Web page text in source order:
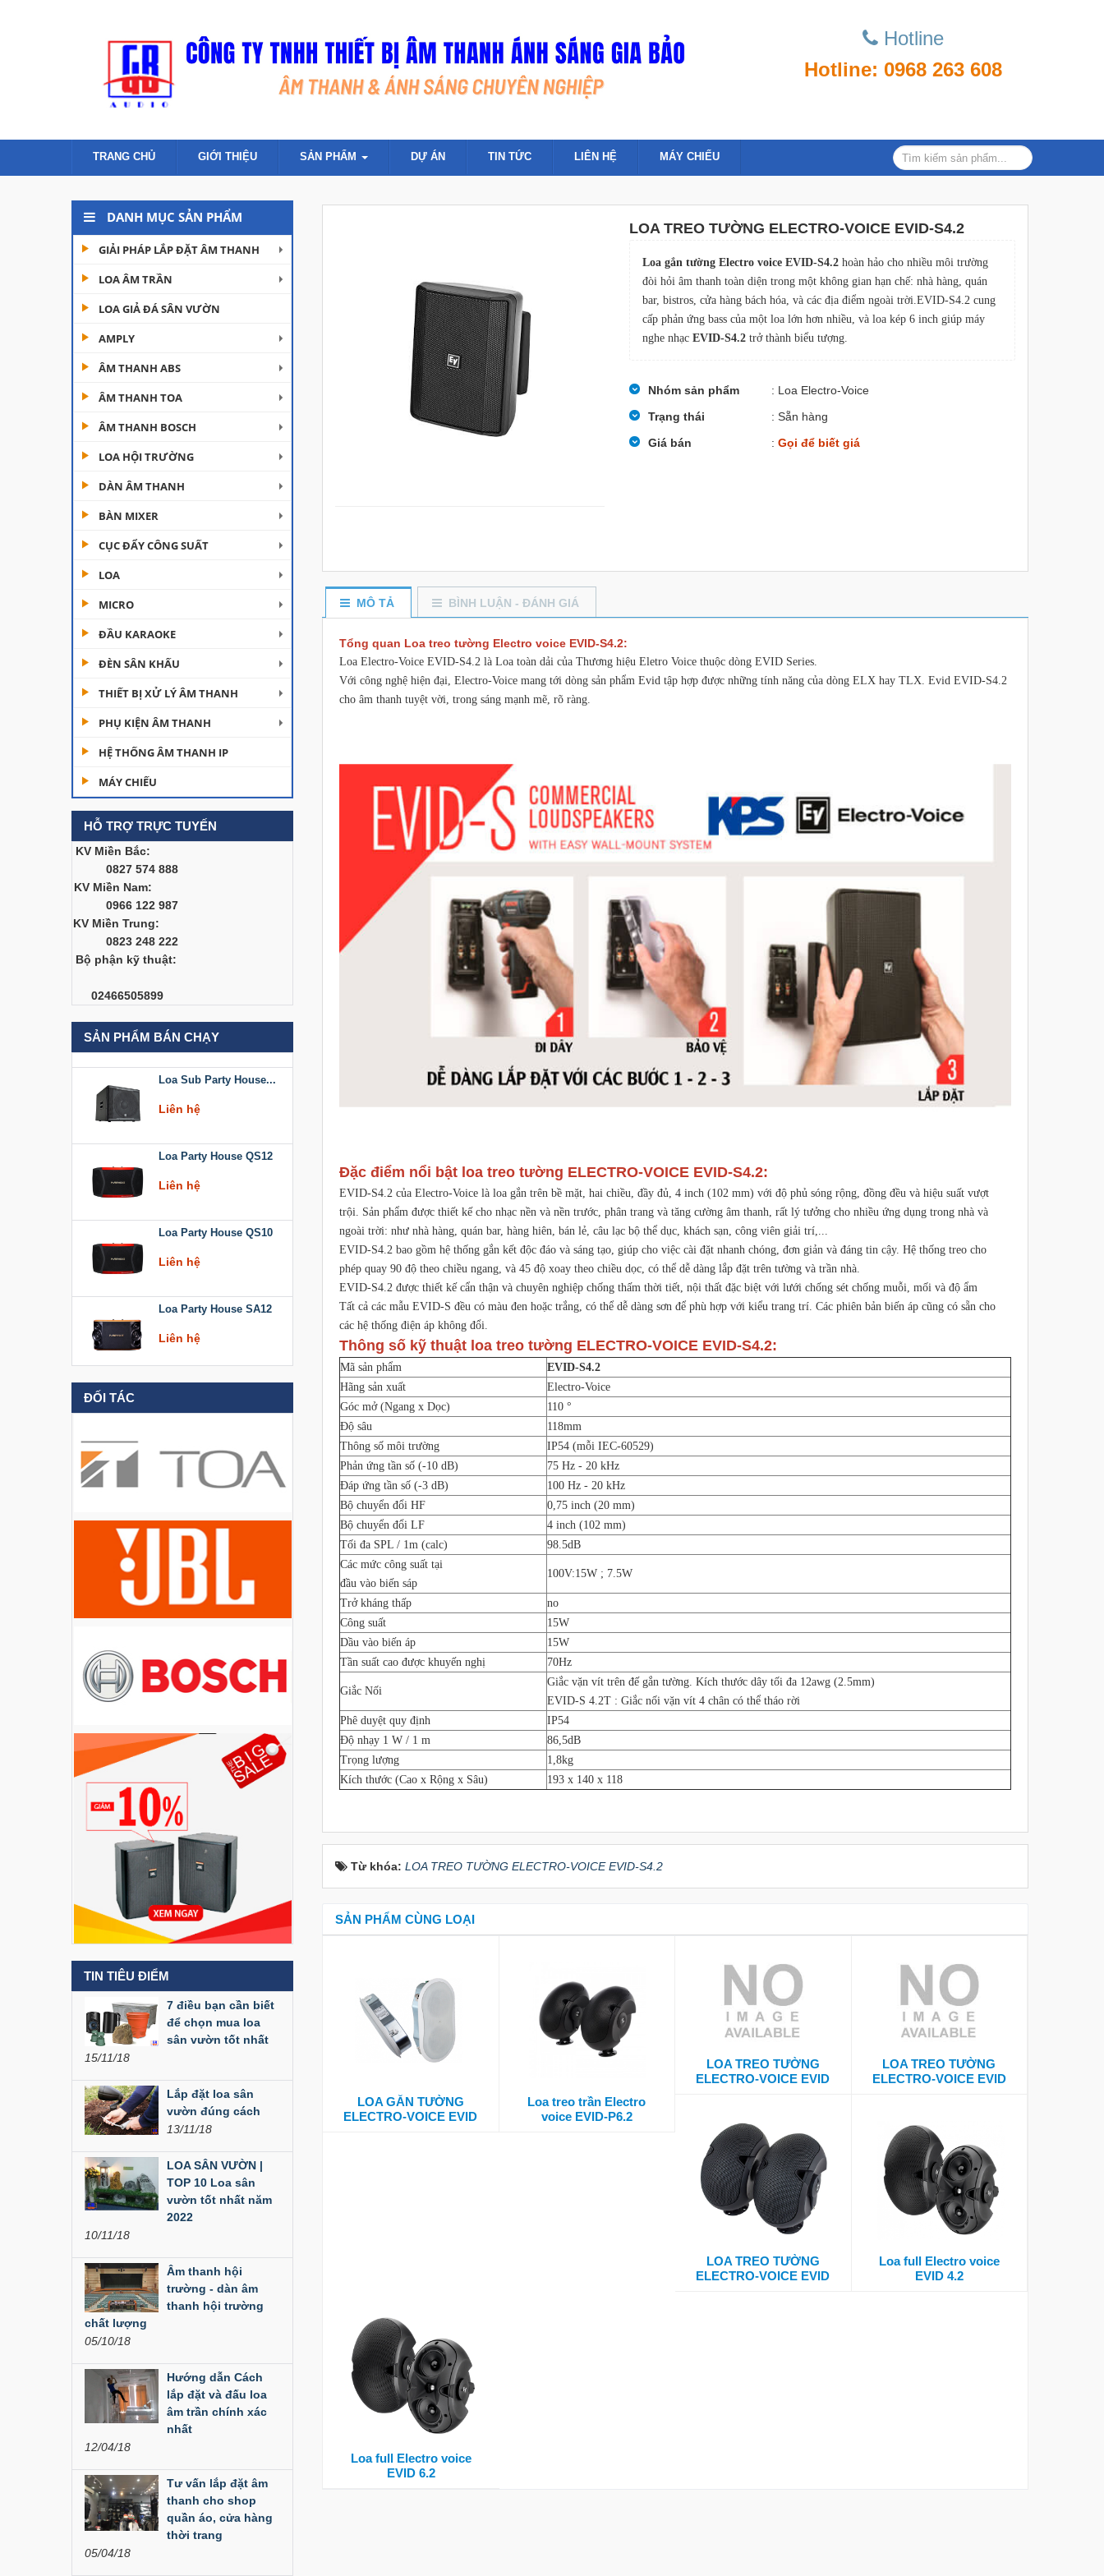
Hotline
Hotline: 0968 263 608
TRANG CHỦ GIỚI THIỆU SẢN PHẨM DỰ ÁN TIN TỨC LIÊN HỆ MÁY CHIẾU
DANH MỤC SẢN PHẨM
GIẢI PHÁP LẮP ĐẶT ÂM THANH
LOA ÂM TRẦN
LOA GIẢ ĐÁ SÂN VƯỜN
AMPLY
ÂM THANH ABS
ÂM THANH TOA
ÂM THANH BOSCH
LOA HỘI TRƯỜNG
DÀN ÂM THANH
BÀN MIXER
CỤC ĐẨY CÔNG SUẤT
LOA
MICRO
ĐẦU KARAOKE
ĐÈN SÂN KHẤU
THIẾT BỊ XỬ LÝ ÂM THANH
PHỤ KIỆN ÂM THANH
HỆ THỐNG ÂM THANH IP
MÁY CHIẾU
HỖ TRỢ TRỰC TUYẾN
KV Miền Bắc:
0827 574 888
KV Miền Nam:
0966 122 987
KV Miền Trung:
0823 248 222
Bộ phận kỹ thuật:
02466505899
SẢN PHẨM BÁN CHẠY
Liên hệ
Cục đẩy công suất
Dàn âm thanh hội
trường...
Bàn Mixer
Allen&Heath...
Liên hệ
Bàn Mixer
Liên hệ
Loa Sub Party House
D218
Liên hệ
Loa Sub Party House...
Loa Party House QS12
Loa Party House QS10
Loa Party House SA12
Loa Party House KT510
Liên hệ
Loa Party House PH12
Liên hệ
Loa Party House PH10
Loa Party House AP12
Loa Party House AP10
Liên hệ
Loa Party House MF15
Liên hệ
Loa Party House MF12
Liên hệ
Liên hệ
Liên hệ
Liên hệ
Đèn Led Moving 108
Liên hệ
Đèn Moving Beam
350W
Đèn Moving Beam 230
Plus
Liên hệ
Liên hệ
Cục đẩy công suất
ĐỐI TÁC
TIN TIÊU ĐIỂM
7 điều bạn cần biết
để chọn mua loa
sân vườn tốt nhất
15/11/18
Lắp đặt loa sân
vườn đúng cách
13/11/18
LOA SÂN VƯỜN |
TOP 10 Loa sân
vườn tốt nhất năm
2022
10/11/18
Âm thanh hội
trường - dàn âm
thanh hội trường
chất lượng
05/10/18
Hướng dẫn Cách
lắp đặt và đấu loa
âm trần chính xác
nhất
12/04/18
Tư vấn lắp đặt âm
thanh cho shop
quần áo, cửa hàng
thời trang
05/04/18
LOA TREO TƯỜNG ELECTRO-VOICE EVID-S4.2
Loa gắn tường Electro voice EVID-S4.2hoàn hảo cho nhiều môi trường
đòi hỏi âm thanh toàn diện trong một không gian hạn chế: nhà hàng, quán
bar, bistros, cửa hàng bách hóa, và các địa điểm ngoài trời.EVID-S4.2 cung
cấp phản ứng bass của một loa lớn hơn nhiều, và loa kép 6 inch giúp máy
nghe nhạcEVID-S4.2trở thành biểu tượng.
Nhóm sản phẩm
: Loa Electro-Voice
Trạng thái
: Sẵn hàng
Giá bán
: Gọi để biết giá
MÔ TẢ BÌNH LUẬN - ĐÁNH GIÁ
Tổng quan Loa treo tường Electro voice EVID-S4.2:
Loa Electro-Voice EVID-S4.2 là Loa toàn dải của Thương hiệu Eletro Voice thuộc dòng EVID Series.
Với công nghệ hiện đại, Electro-Voice mang tới dòng sản phẩm Evid tập hợp được những tính năng của dòng ELX hay TLX. Evid EVID-S4.2
cho âm thanh tuyệt vời, trong sáng mạnh mẽ, rõ ràng.
Đặc điểm nổi bật loa treo tường ELECTRO-VOICE EVID-S4.2:
EVID-S4.2 của Electro-Voice là loa gắn trên bề mặt, hai chiều, đầy đủ, 4 inch (102 mm) với độ phủ sóng rộng, đồng đều và hiệu suất vượt
trội. Sản phẩm được thiết kế cho nhạc nền và nền trước, phân trang và tăng cường âm thanh, rất lý tưởng cho nhiều ứng dụng trong nhà và
ngoài trời: như nhà hàng, quán bar, hàng hiên, bán lẻ, câu lạc bộ thể dục, khách sạn, công viên giải trí,...
EVID-S4.2 bao gồm hệ thống gắn kết độc đáo và sáng tạo, giúp cho việc cài đặt nhanh chóng, đơn giản và đáng tin cậy. Hệ thống treo cho
phép quay 90 độ theo chiều ngang, và 45 độ xoay theo chiều dọc, có thể dễ dàng lắp đặt trên tường và trần nhà.
EVID-S4.2 được thiết kế cẩn thận và chuyên nghiệp chống thấm thời tiết, nội thất đặc biệt với lưới chống sét chống muỗi, mối và độ ẩm
Tất cả các mẫu EVID-S đều có màu đen hoặc trắng, có thể dễ dàng sơn để phù hợp với kiểu trang trí. Các phiên bản biến áp cũng có sẵn cho
các hệ thống điện áp không đổi.
Thông số kỹ thuật loa treo tường ELECTRO-VOICE EVID-S4.2:
Mã sản phẩm
EVID-S4.2
Hãng sản xuất
Electro-Voice
Góc mở (Ngang x Dọc)
110 °
Độ sâu
118mm
Thông số môi trường
IP54 (mỗi IEC-60529)
Phản ứng tần số (-10 dB)
75 Hz - 20 kHz
Đáp ứng tần số (-3 dB)
100 Hz - 20 kHz
Bộ chuyển đổi HF
0,75 inch (20 mm)
Bộ chuyển đổi LF
4 inch (102 mm)
Tối đa SPL / 1m (calc)
98.5dB
Các mức công suất tại
đầu vào biến sáp
100V:15W ; 7.5W
Trở kháng thấp
no
Công suất
15W
Dầu vào biến áp
15W
Tần suất cao được khuyến nghị
70Hz
Giắc Nối
Giắc vặn vít trên đế gắn tường. Kích thước dây tối đa 12awg (2.5mm)
EVID-S 4.2T : Giắc nối vặn vít 4 chân có thể tháo rời
Phê duyệt quy định
IP54
Độ nhạy 1 W / 1 m
86,5dB
Trọng lượng
1,8kg
Kích thước (Cao x Rộng x Sâu)
193 x 140 x 118
Từ khóa: LOA TREO TƯỜNG ELECTRO-VOICE EVID-S4.2
SẢN PHẨM CÙNG LOẠI
LOA GẮN TƯỜNG
ELECTRO-VOICE EVID
Loa treo trần Electro
voice EVID-P6.2
LOA TREO TƯỜNG
ELECTRO-VOICE EVID
LOA TREO TƯỜNG
ELECTRO-VOICE EVID
LOA TREO TƯỜNG
ELECTRO-VOICE EVID
Loa full Electro voice
EVID 4.2
Loa full Electro voice
EVID 6.2